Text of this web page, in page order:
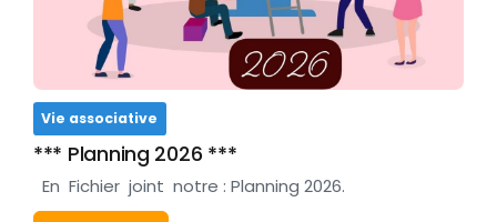
Vie associative
*** Planning 2026 ***
En Fichier joint notre : Planning 2026.